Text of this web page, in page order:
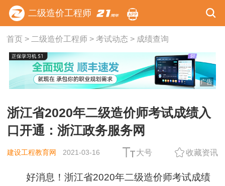
二级造价工程师
首页> 二级造价工程师> 考试动态 > 成绩查询
广告
浙江省2020年二级造价师考试成绩入
口开通：浙江政务服务网
建设工程教育网 2021-03-16 大号 收藏资讯
好消息！浙江省2020年二级造价师考试成绩